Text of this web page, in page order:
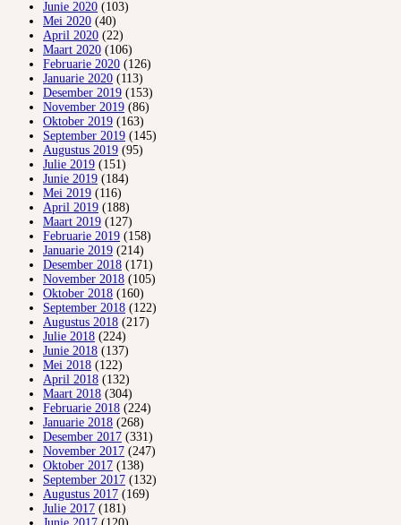
Junie 2020 (103)
Mei 2020 (40)
April 2020 (22)
Maart 2020 (106)
Februarie 2020 (126)
Januarie 2020 (113)
Desember 2019 (153)
November 2019 (86)
Oktober 2019 (163)
September 2019 (145)
Augustus 2019 (95)
Julie 2019 (151)
Junie 2019 (184)
Mei 2019 (116)
April 2019 (188)
Maart 2019 (127)
Februarie 2019 (158)
Januarie 2019 (214)
Desember 2018 (171)
November 2018 (105)
Oktober 2018 (160)
September 2018 (122)
Augustus 2018 (217)
Julie 2018 (224)
Junie 2018 (137)
Mei 2018 (122)
April 2018 (132)
Maart 2018 (304)
Februarie 2018 (224)
Januarie 2018 (268)
Desember 2017 (331)
November 2017 (247)
Oktober 2017 (138)
September 2017 (132)
Augustus 2017 (169)
Julie 2017 (181)